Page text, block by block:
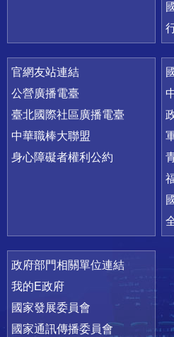
官網友站連結
公營廣播電臺
臺北國際社區廣播電臺
中華職棒大聯盟
身心障礙者權利公約
政府部門相關單位連結
我的E政府
國家發展委員會
國家通訊傳播委員會